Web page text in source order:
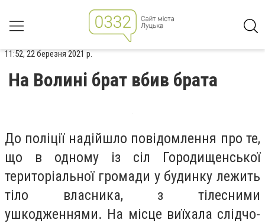
11:52, 22 березня 2021 р.
На Волині брат вбив брата
До поліції надійшло повідомлення про те,
що в одному із сіл Городищенської
територіальної громади у будинку лежить
тіло власника, з тілесними
ушкодженнями. На місце виїхала слідчо-